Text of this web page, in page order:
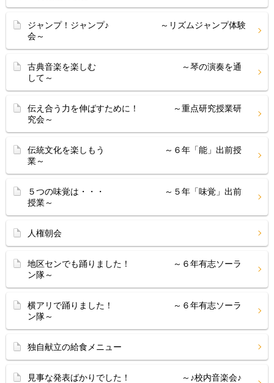
ジャンプ！ジャンプ♪ ～リズムジャンプ体験
会～
古典音楽を楽しむ ～琴の演奏を通
して～
伝え合う力を伸ばすために！ ～重点研究授業研
究会～
伝統文化を楽しもう ～６年「能」出前授
業～
５つの味覚は・・・ ～５年「味覚」出前
授業～
人権朝会
地区センでも踊りました！ ～６年有志ソーラ
ン隊～
横アリで踊りました！ ～６年有志ソーラ
ン隊～
独自献立の給食メニュー
見事な発表ばかりでした！ ～♪校内音楽会♪